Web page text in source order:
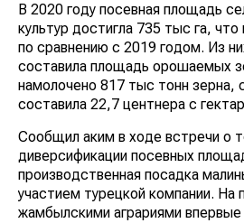
В 2020 году посевная площадь
культур достигла 735 тыс га,
по сравнению с 2019 годом. Из
составила площадь орошаемых
намолочено 817 тыс тонн зерна,
составила 22,7 центнера с
Сообщил аким в ходе встречи о
диверсификации посевных
производственная посадка
участием турецкой компании. На
жамбылскими аграриями